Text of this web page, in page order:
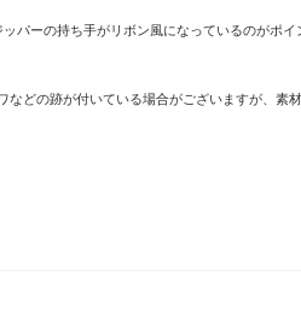
パーの持ち手がリボン風になっているのがポ
どの跡が付いている場合がございますが、素